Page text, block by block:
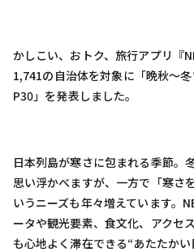
かしこい、おトク、旅行アプリ『
1,741の自治体を対象に「晩秋〜
P30」を発表しました。
日本列島が寒さに包まれる季節。
思い浮かべますが、一方で「寒さ
いうニーズも年々増えています。
ータや観光要素、食文化、アクセ
も心地よく滞在できる“あたたかい